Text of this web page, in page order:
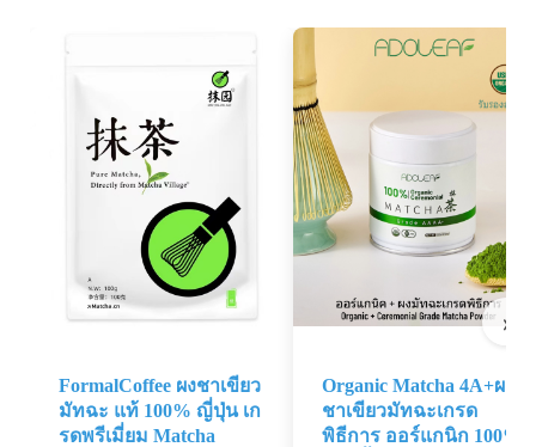
›
FormalCoffee ผงชาเขียว
มัทฉะ แท้ 100% ญี่ปุ่น เก
รดพรีเมี่ยม Matcha
Organic Matcha 4A+ผง
ชาเขียวมัทฉะเกรด
พิธีการ ออร์แกนิก 100%